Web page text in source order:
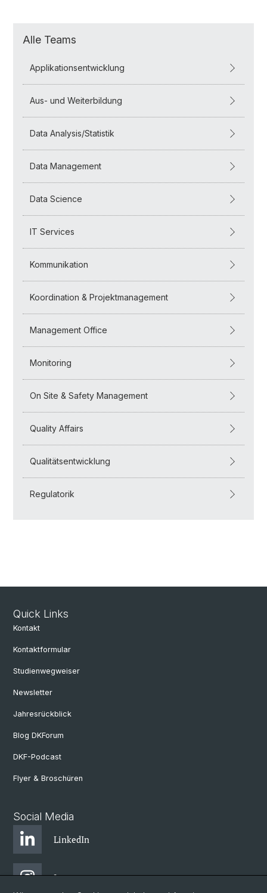
Alle Teams
Applikationsentwicklung
Aus- und Weiterbildung
Data Analysis/Statistik
Data Management
Data Science
IT Services
Kommunikation
Koordination & Projektmanagement
Management Office
Monitoring
On Site & Safety Management
Quality Affairs
Qualitätsentwicklung
Regulatorik
Quick Links
Kontakt
Kontaktformular
Studienwegweiser
Newsletter
Jahresrückblick
Blog DKForum
DKF-Podcast
Flyer & Broschüren
Social Media
LinkedIn
Instagram